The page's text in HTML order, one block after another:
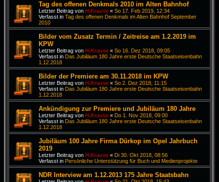
Tag des offenen Denkmals 2010 im Alten Bahnhof
Letzter Beitrag von H.Krause « So 17. Feb 2019, 12:34
Verfasst in Tag des offenen Denkmals im Alten Bahnhof September
2010
Bilder vom Zusatz Termin / Zeitreise am 1.2.2019 im
KPW
Letzter Beitrag von H.Krause « So 16. Dez 2018, 09:05
Verfasst in Das Jubiläum 180 Jahre erste Deutsche Staatseisenbahn
1.12.2018
Bilder der Premiere am 30.11.2018 im KPW
Letzter Beitrag von H.Krause « So 2. Dez 2018, 11:15
Verfasst in Das Jubiläum 180 Jahre erste Deutsche Staatseisenbahn
1.12.2018
Ankündigung zur Premiere und Jubiläum 180 Jahre
Letzter Beitrag von H.Krause « Do 1. Nov 2018, 09:00
Verfasst in Das Jubiläum 180 Jahre erste Deutsche Staatseisenbahn
1.12.2018
Jubiläum 100 Jahre Firma Dürkop im Opel Jahrbuch
2019
Letzter Beitrag von H.Krause « Di 30. Okt 2018, 08:56
Verfasst in Persönliche Unterstützung für Buch und Medienprojekte
NDR Interview am 1.12.2013 175 Jahre Staatsbahn